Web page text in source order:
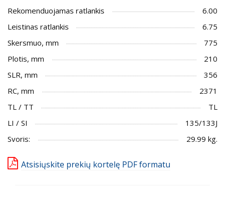
Rekomenduojamas ratlankis
6.00
Leistinas ratlankis
6.75
Skersmuo, mm
775
Plotis, mm
210
SLR, mm
356
RC, mm
2371
TL / TT
TL
LI / SI
135/133J
Svoris:
29.99 kg.
Atsisiųskite prekių kortelę PDF formatu